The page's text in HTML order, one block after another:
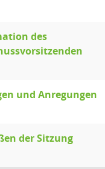
des
und Anregungen
der Sitzung